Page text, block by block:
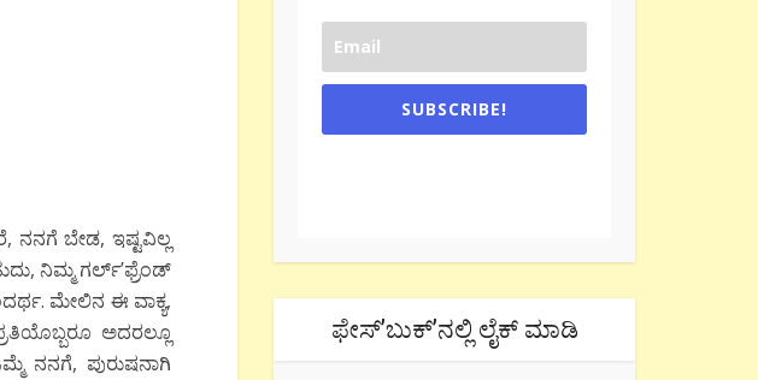
ನನಗೆ ಬೇಡ, ಇಷ್ಟವಿಲ್ಲ
ನಿಮ್ಮ ಗರ್ಲ್’ಫ್ರೆಂಡ್
ಮೇಲಿನ ಈ ವಾಕ್ಯ,
ಅದರಲ್ಲೂ
ನನಗೆ, ಪುರುಷನಾಗಿ
SUBSCRIBE!
ಫೇಸ್’ಬುಕ್’ನಲ್ಲಿ ಲೈಕ್ ಮಾಡಿ